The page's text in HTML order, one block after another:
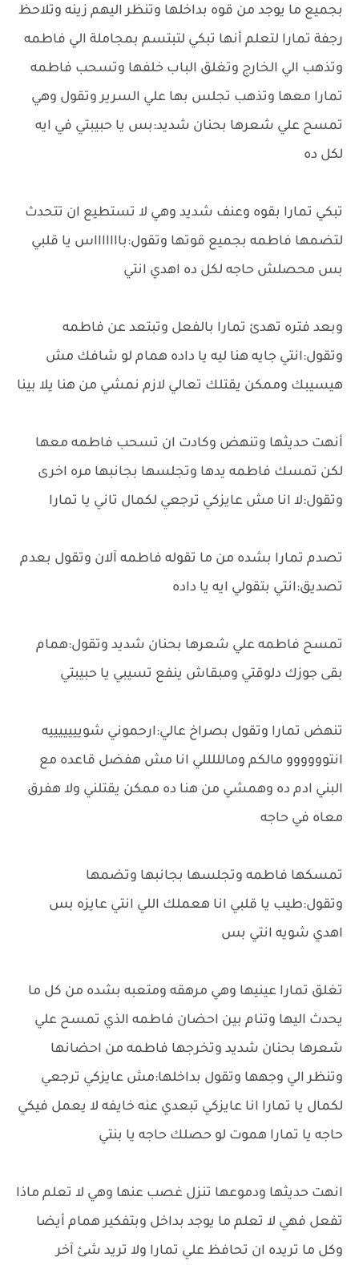
بجميع ما يوجد من قوه بداخلها وتنظر اليهم زينه وتلاحظ
رجفة تمارا لتعلم أنها تبكي لتبتسم بمجاملة الي فاطمه
وتذهب الي الخارج وتغلق الباب خلفها وتسحب فاطمه
تمارا معها وتذهب تجلس بها علي السرير وتقول وهي
تمسح علي شعرها بحنان شديد:بس يا حبيبتي في ايه
لكل ده
تبكي تمارا بقوه وعنف شديد وهي لا تستطيع ان تتحدث
لتضمها فاطمه بجميع قوتها وتقول:باااااااس يا قلبي
بس محصلش حاجه لكل ده اهدي انتي
وبعد فتره تهدئ تمارا بالفعل وتبتعد عن فاطمه
وتقول:انتي جايه هنا ليه يا داده همام لو شافك مش
هيسيبك وممكن يقتلك تعالي لازم نمشي من هنا يلا بينا
أنهت حديثها وتنهض وكادت ان تسحب فاطمه معها
لكن تمسك فاطمه يدها وتجلسها بجانبها مره اخرى
وتقول:لا انا مش عايزكي ترجعي لكمال تاني يا تمارا
تصدم تمارا بشده من ما تقوله فاطمه آلان وتقول بعدم
تصديق:انتي بتقولي ايه يا داده
تمسح فاطمه علي شعرها بحنان شديد وتقول:همام
بقى جوزك دلوقتي ومبقاش ينفع تسيبي يا حبيبتي
تنهض تمارا وتقول بصراخ عالي:ارحموني شويييييييه
انتوووووو مالكم ومالللللي انا مش هفضل قاعده مع
البني ادم ده وهمشي من هنا ده ممكن يقتلني ولا هفرق
معاه في حاجه
تمسكها فاطمه وتجلسها بجانبها وتضمها
وتقول:طيب يا قلبي انا هعملك اللي انتي عايزه بس
اهدي شويه انتي بس
تغلق تمارا عينيها وهي مرهقه ومتعبه بشده من كل ما
يحدث اليها وتنام بين احضان فاطمه الذي تمسح علي
شعرها بحنان شديد وتخرجها فاطمه من احضانها
وتنظر الي وجهها وتقول بداخلها:مش عايزكي ترجعي
لكمال يا تمارا انا عايزكي تبعدي عنه خايفه لا يعمل فيكي
حاجه يا تمارا هموت لو حصلك حاجه يا بنتي
انهت حديثها ودموعها تنزل غصب عنها وهي لا تعلم ماذا
تفعل فهي لا تعلم ما يوجد بداخل وبتفكير همام أيضا
وكل ما تريده ان تحافظ علي تمارا ولا تريد شئ آخر